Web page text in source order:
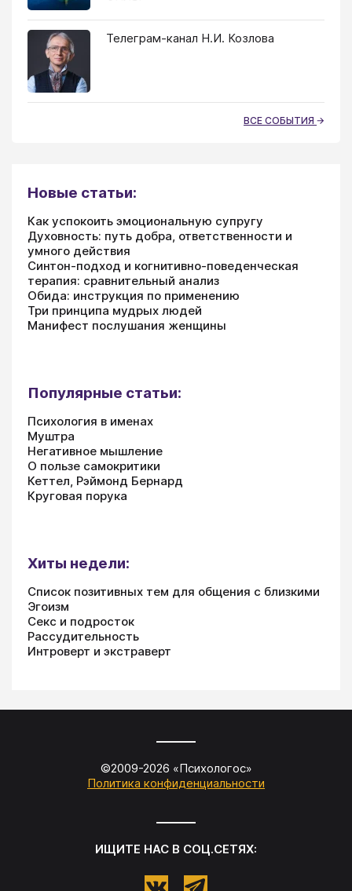
Телеграм-канал Н.И. Козлова
ВСЕ СОБЫТИЯ
Новые статьи:
Как успокоить эмоциональную супругу
Духовность: путь добра, ответственности и
умного действия
Синтон-подход и когнитивно-поведенческая
терапия: сравнительный анализ
Обида: инструкция по применению
Три принципа мудрых людей
Манифест послушания женщины
Популярные статьи:
Психология в именах
Муштра
Негативное мышление
О пользе самокритики
Кеттел, Рэймонд Бернард
Круговая порука
Хиты недели:
Список позитивных тем для общения с близкими
Эгоизм
Секс и подросток
Рассудительность
Интроверт и экстраверт
©2009-2026 «Психологос»
Политика конфиденциальности
ИЩИТЕ НАС В СОЦ.СЕТЯХ: